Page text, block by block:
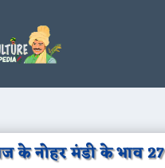
के नोहर मंडी के भाव